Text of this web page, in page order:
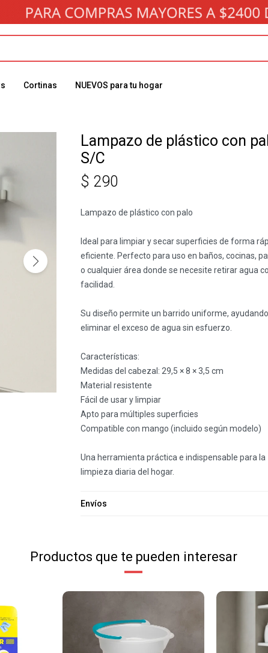
Cortinas NUEVOS para tu hogar
Lampazo de plástico con
S/C
$ 290
Lampazo de plástico con palo
Ideal para limpiar y secar superficies de forma
eficiente. Perfecto para uso en baños, cocinas,
o cualquier área donde se necesite retirar agua
facilidad.
Su diseño permite un barrido uniforme,
eliminar el exceso de agua sin esfuerzo.
Características:
Medidas del cabezal: 29,5 × 8 × 3,5 cm
Material resistente
Fácil de usar y limpiar
Apto para múltiples superficies
Compatible con mango (incluido según modelo)
Una herramienta práctica e indispensable para la
limpieza diaria del hogar.
Envíos
Productos que te pueden interesar